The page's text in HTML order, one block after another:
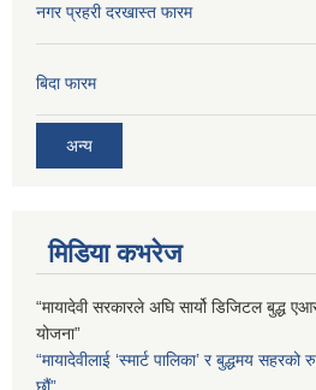
नगर प्रहरी दरखास्त फारम
बिदा फारम
अन्य
मिडिया कभरेज
“मायादेवी सरकारले अघि सार्यो डिजिटल बुद्ध
योजना”
“मायादेवीलाई ‘स्मार्ट पालिका’ र बुद्धमय सहरको
छौं”